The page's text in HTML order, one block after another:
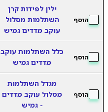
הוסף
ילין לפידות קרן
השתלמות מסלול
עוקב מדדים גמיש
הוסף
כלל השתלמות עוקב
מדדים גמיש
הוסף
מגדל השתלמות
מסלול עוקב מדדים
- גמיש